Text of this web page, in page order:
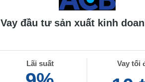
Vay đầu tư sản xuất kinh
Lãi suất Vay tối